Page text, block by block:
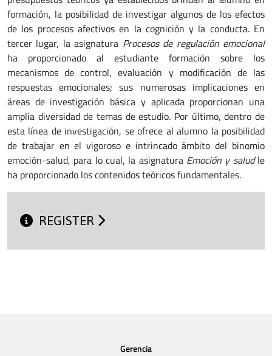
formación, la posibilidad de investigar algunos de los efectos
de los procesos afectivos en la cognición y la conducta. En
tercer lugar, la asignatura Procesos de regulación emocional
ha proporcionado al estudiante formación sobre los
mecanismos de control, evaluación y modificación de las
respuestas emocionales; sus numerosas implicaciones en
áreas de investigación básica y aplicada proporcionan una
amplia diversidad de temas de estudio. Por último, dentro de
esta línea de investigación, se ofrece al alumno la posibilidad
de trabajar en el vigoroso e intrincado ámbito del binomio
emoción-salud, para lo cual, la asignatura Emoción y saludle
ha proporcionado los contenidos teóricos fundamentales.
REGISTER
Gerencia